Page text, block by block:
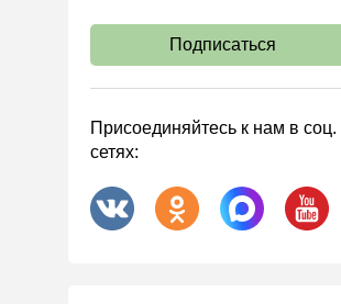
Налоговое планирование
Финансовый контроль
Договоры
ООО
АО
Госзакупки
Подписаться
Присоединяйтесь к нам в соц.
сетях: